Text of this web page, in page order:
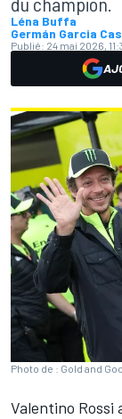
Léna Buffa
Germán Garcia
Publié: 24 mai 2026,
Photo de : Gold and
Valentino Rossi